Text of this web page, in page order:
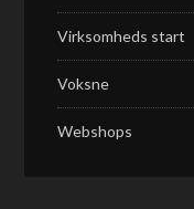
Virksomheds start
Voksne
Webshops